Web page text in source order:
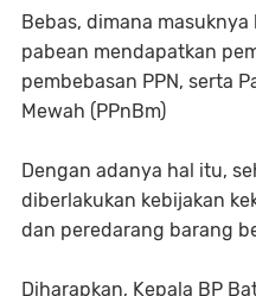
Bebas, dimana
pabean mendapatkan
pembebasan PPN, serta
Mewah (PPnBm)
Dengan adanya hal itu,
diberlakukan kebijakan
dan peredarang barang
Diharapkan, Kepala BP